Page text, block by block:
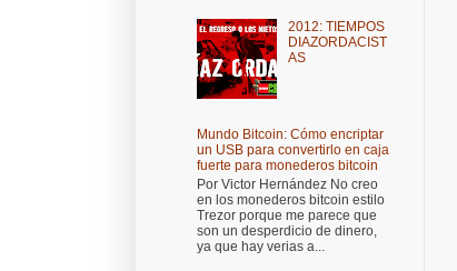
2012: TIEMPOS
DIAZORDACIST
AS
Mundo Bitcoin: Cómo encriptar
un USB para convertirlo en caja
fuerte para monederos bitcoin
Por Victor Hernández No creo
en los monederos bitcoin estilo
Trezor porque me parece que
son un desperdicio de dinero,
ya que hay verias a...